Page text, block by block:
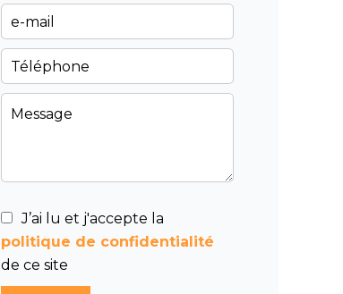
J’ai lu et j'accepte la
politique de confidentialité
de ce site